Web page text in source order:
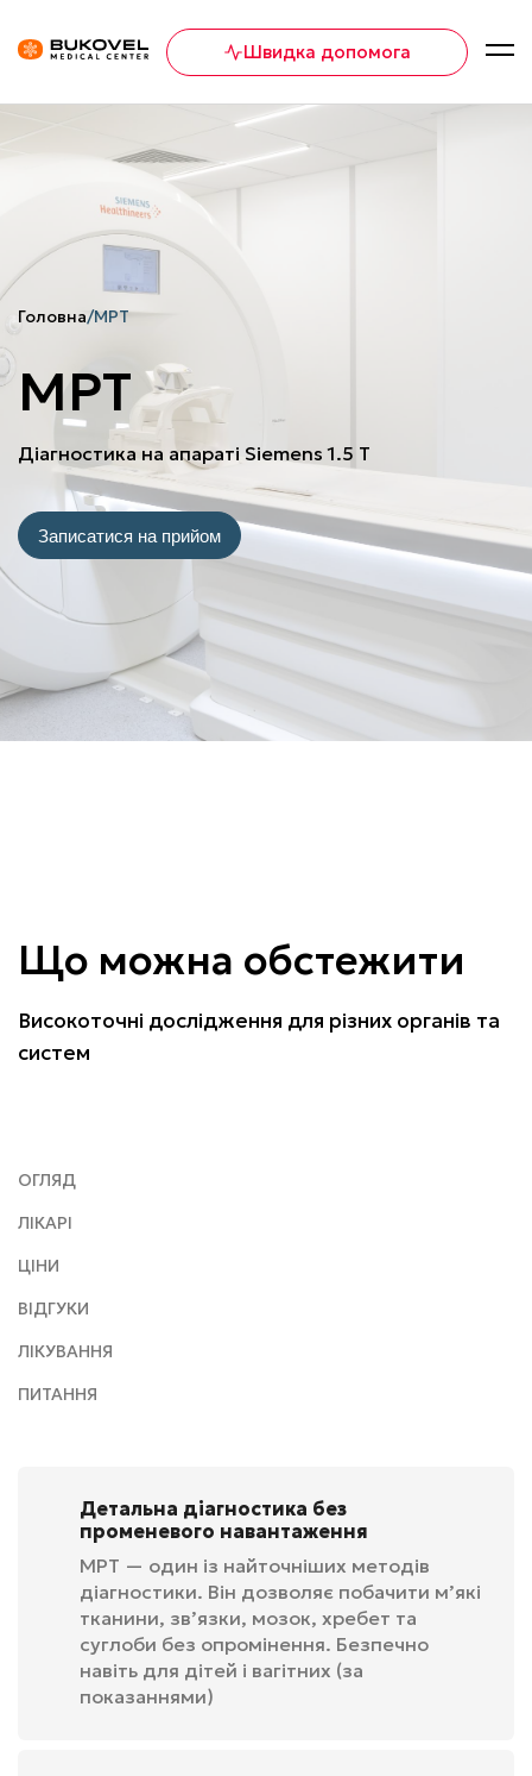
Швидка допомога
Головна/МРТ
МРТ
Діагностика на апараті Siemens 1.5 Т
Записатися на прийом
Що можна обстежити
Високоточні дослідження для різних органів та
систем
ОГЛЯД
ЛІКАРІ
ЦІНИ
ВІДГУКИ
ЛІКУВАННЯ
ПИТАННЯ
Детальна діагностика без
променевого навантаження
МРТ — один із найточніших методів
діагностики. Він дозволяє побачити м’які
тканини, зв’язки, мозок, хребет та
суглоби без опромінення. Безпечно
навіть для дітей і вагітних (за
показаннями)